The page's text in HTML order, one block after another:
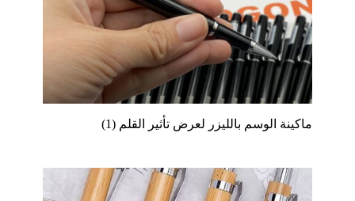
ماكينة الوسم بالليزر لعرض تأثير القلم (1)